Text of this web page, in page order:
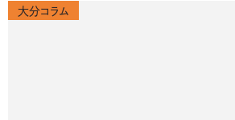
大分コラム